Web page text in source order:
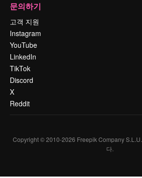
문의하기
고객 지원
Instagram
YouTube
LinkedIn
TikTok
Discord
X
Reddit
Copyright © 2010-2026 Freepik Company S.L.U.
다.